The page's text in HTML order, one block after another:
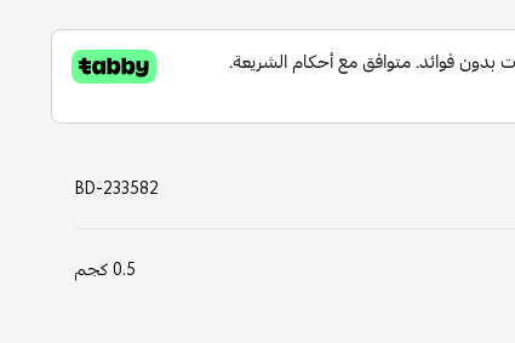
BD-233582
0.5 كجم